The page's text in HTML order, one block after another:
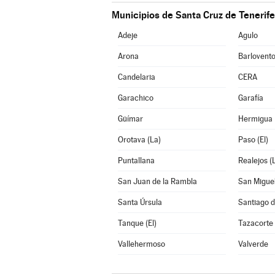
Municipios de Santa Cruz de Tenerife
Adeje Agulo
Arona Barlovento
Candelaria CERA
Garachico Garafía
Güímar Hermigua
Orotava (La) Paso (El)
Puntallana Realejos
San Juan de la Rambla San
Santa Úrsula Santiago
Tanque (El) Tazacorte
Vallehermoso Valverde